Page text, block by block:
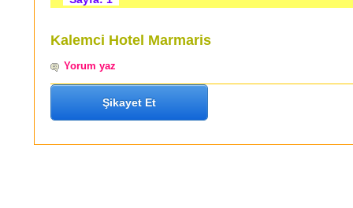
Kalemci Hotel Marmaris
Yorum yaz
Şikayet Et